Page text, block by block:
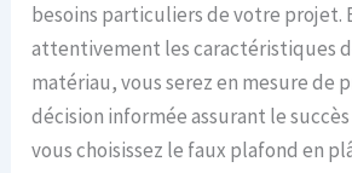
besoins particuliers de votre projet.
attentivement les caractéristiques
matériau, vous serez en mesure de
décision informée assurant le
vous choisissez le faux plafond en